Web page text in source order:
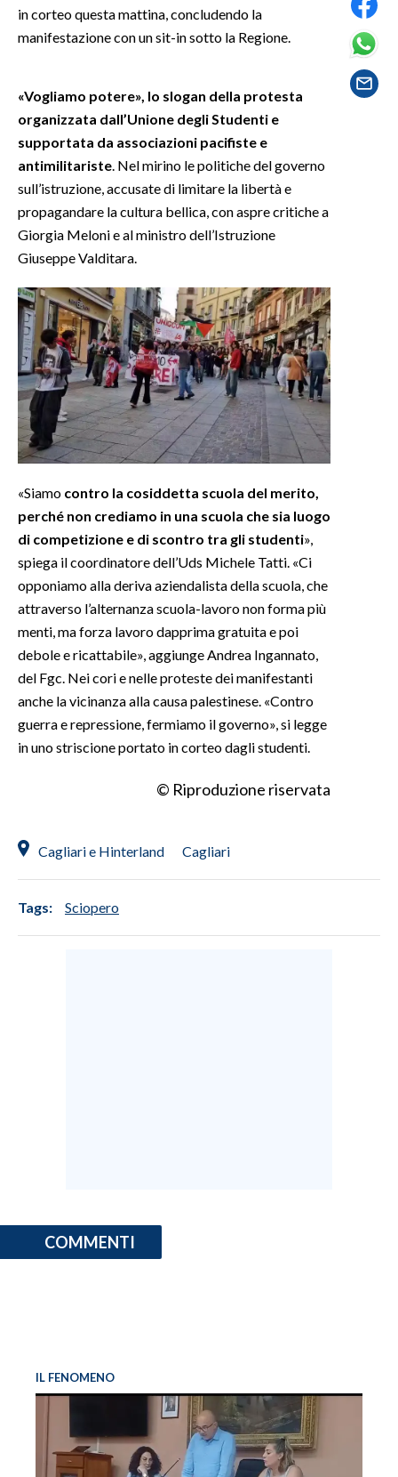
SARDI NEL MONDO
NOTIZIE
EVENTI
#CARAUNIONE
3 MINUTI CON
INFO AZIENDE
ABBONATI
ANNUNCI
NECROLOGI
PUBBLICITÀ
SPIAGGE
in corteo questa mattina, concludendo la
manifestazione con un sit-in sotto la Regione.
«Vogliamo potere», lo slogan della protesta
organizzata dall’Unione degli Studenti e
supportata da associazioni pacifiste e
antimilitariste . Nel mirino le politiche del governo
sull’istruzione, accusate di limitare la libertà e
propagandare la cultura bellica, con aspre critiche a
Giorgia Meloni e al ministro dell’Istruzione
Giuseppe Valditara.
«Siamo contro la cosiddetta scuola del merito,
perché non crediamo in una scuola che sia luogo
di competizione e di scontro tra gli studenti»,
spiega il coordinatore dell’Uds Michele Tatti. «Ci
opponiamo alla deriva aziendalista della scuola, che
attraverso l’alternanza scuola-lavoro non forma più
menti, ma forza lavoro dapprima gratuita e poi
debole e ricattabile», aggiunge Andrea Ingannato,
del Fgc. Nei cori e nelle proteste dei manifestanti
anche la vicinanza alla causa palestinese. «Contro
guerra e repressione, fermiamo il governo», si legge
in uno striscione portato in corteo dagli studenti.
© Riproduzione riservata
Cagliari e Hinterland Cagliari
Tags: Sciopero
COMMENTI
IL FENOMENO